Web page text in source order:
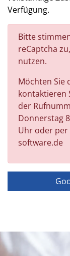
Verfügung.
Bitte
reCaptcha
nutzen.
Möchten Sie
kontaktieren
der
Donnerstag
Uhr oder per
software.de